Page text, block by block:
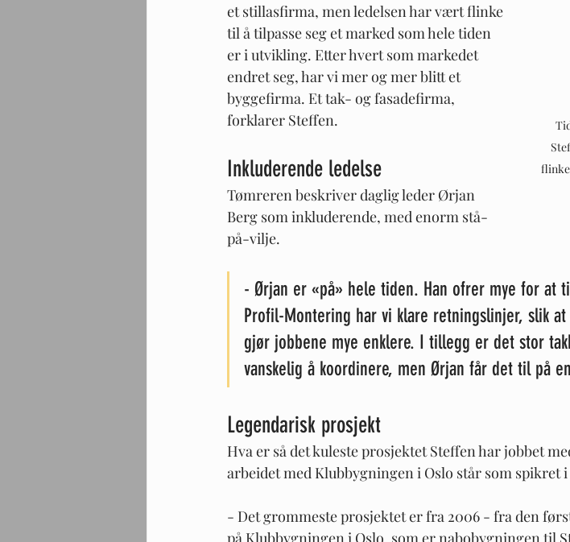
et stillasfirma, men ledelsen har vært flinke
til å tilpasse seg et marked som hele tiden
er i utvikling. Etter hvert som markedet
endret seg, har vi mer og mer blitt et
byggefirma. Et tak- og fasadefirma,
forklarer Steffen.
Inkluderende ledelse
Tømreren beskriver daglig leder Ørjan
Berg som inkluderende, med enorm stå-
på-vilje.
- Ørjan er «på» hele tiden. Han ofrer mye for at
Profil-Montering har vi klare retningslinjer, slik
gjør jobbene mye enklere. I tillegg er det stor
vanskelig å koordinere, men Ørjan får det til på
Legendarisk prosjekt
Hva er så det kuleste prosjektet Steffen har jobbet
arbeidet med Klubbygningen i Oslo står som spikret
- Det grommeste prosjektet er fra 2006 - fra den
på Klubbygningen i Oslo, som er nabobygningen til